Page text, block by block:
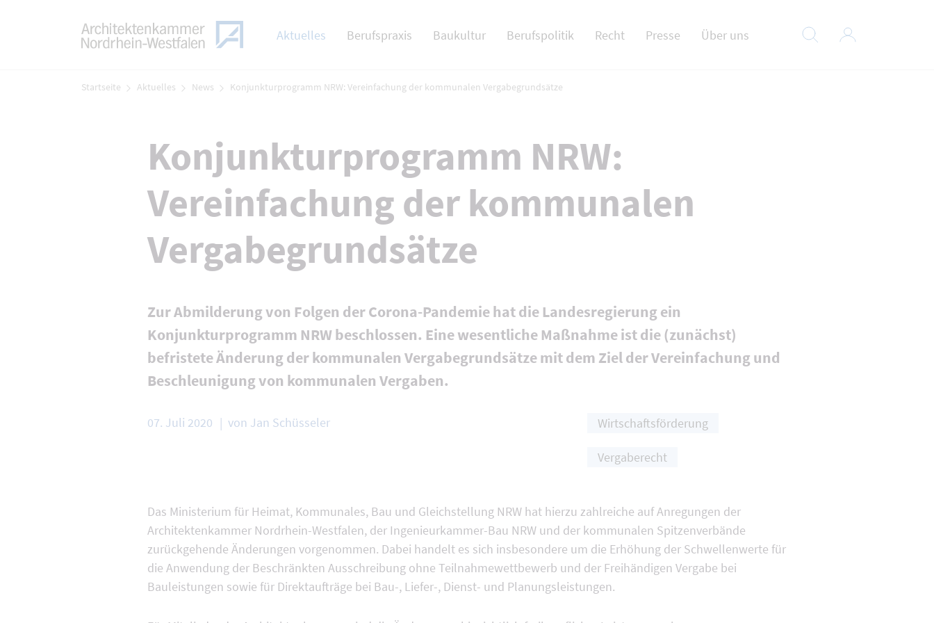
Aktuelles
Berufspraxis Baukultur Berufspolitik Recht Presse Über uns
Startseite Aktuelles News Konjunkturprogramm NRW: Vereinfachung der kommunalen Vergabegrundsätze
Konjunkturprogramm NRW:
Vereinfachung der kommunalen
Vergabegrundsätze
Zur Abmilderung von Folgen der Corona-Pandemie hat die Landesregierung ein
Konjunkturprogramm NRW beschlossen. Eine wesentliche Maßnahme ist die (zunächst)
befristete Änderung der kommunalen Vergabegrundsätze mit dem Ziel der Vereinfachung und
Beschleunigung von kommunalen Vergaben.
07. Juli 2020 von Jan Schüsseler Wirtschaftsförderung
Vergaberecht
Das Ministerium für Heimat, Kommunales, Bau und Gleichstellung NRW hat hierzu zahlreiche auf Anregungen der
Architektenkammer Nordrhein-Westfalen, der Ingenieurkammer-Bau NRW und der kommunalen Spitzenverbände
zurückgehende Änderungen vorgenommen. Dabei handelt es sich insbesondere um die Erhöhung der Schwellenwerte für
die Anwendung der Beschränkten Ausschreibung ohne Teilnahmewettbewerb und der Freihändigen Vergabe bei
Bauleistungen sowie für Direktaufträge bei Bau-, Liefer-, Dienst- und Planungsleistungen.